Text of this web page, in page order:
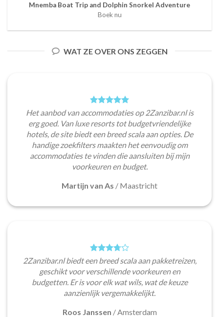
Mnemba Boat Trip and Dolphin Snorkel Adventure
Boek nu
WAT ZE OVER ONS ZEGGEN
Het aanbod van accommodaties op 2Zanzibar.nl is
erg goed. Van luxe resorts tot budgetvriendelijke
hotels, de site biedt een breed scala aan opties. De
handige zoekfilters maakten het eenvoudig om
accommodaties te vinden die aansluiten bij mijn
voorkeuren en budget.
Martijn van As / Maastricht
2Zanzibar.nl biedt een breed scala aan pakketreizen,
geschikt voor verschillende voorkeuren en
budgetten. Er is voor elk wat wils, wat de keuze
aanzienlijk vergemakkelijkt.
Roos Janssen / Amsterdam